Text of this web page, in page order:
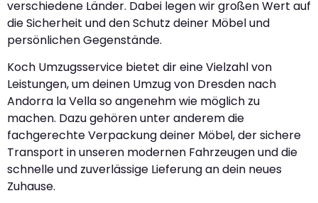
verschiedene Länder. Dabei legen wir großen Wert auf
die Sicherheit und den Schutz deiner Möbel und
persönlichen Gegenstände.
Koch Umzugsservice bietet dir eine Vielzahl von
Leistungen, um deinen Umzug von Dresden nach
Andorra la Vella so angenehm wie möglich zu
machen. Dazu gehören unter anderem die
fachgerechte Verpackung deiner Möbel, der sichere
Transport in unseren modernen Fahrzeugen und die
schnelle und zuverlässige Lieferung an dein neues
Zuhause.